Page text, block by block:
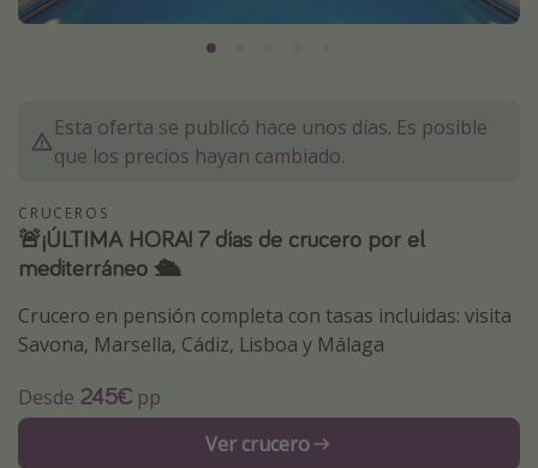
Marruecos
Tailandia
Albania
Camping
Viajes en tren
Viajar sola como mujer
Esta oferta se publicó hace unos días. Es posible
que los precios hayan cambiado.
CRUCEROS
🚨¡ÚLTIMA HORA! 7 días de crucero por el
mediterráneo 🛳️
Crucero en pensión completa con tasas incluidas: visita
Savona, Marsella, Cádiz, Lisboa y Málaga
Desde 245€ pp
Ver crucero